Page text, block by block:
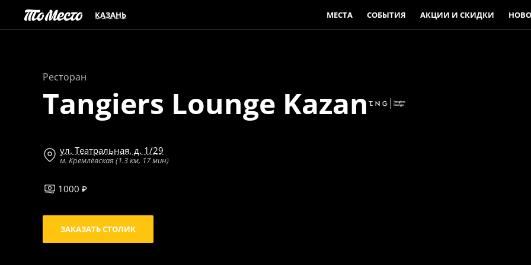
КАЗАНЬ МЕСТА СОБЫТИЯ АКЦИИ И СКИДКИ
Ресторан
Tangiers Lounge Kazan
ул. Театральная, д. 1/29
м. Кремлёвская (1.3 км, 17 мин)
1000 ₽
ЗАКАЗАТЬ СТОЛИК